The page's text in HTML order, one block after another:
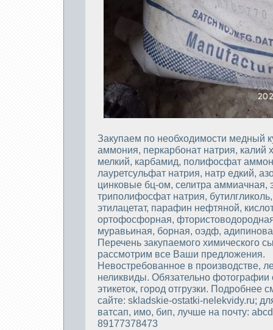
Закупаем по необходимости медный
аммония, перкарбонат натрия, калий
мелкий, карбамид, полифосфат
лауретсульфат натрия, натр едкий,
цинковые бц-ом, селитра аммиачная,
триполифосфат натрия,
этилацетат, парафин нефтяной,
ортофосфорная,
муравьиная, борная, оэдф,
Перечень закупаемого химического
рассмотрим все Ваши предложения.
Невостребованное в производстве,
неликвиды. Обязательно фотографии
этикеток, город отгрузки. Подробнее
сайте: skladskie-ostatki-nelekvidy.ru;
ватсап, имо, бип, лучше на почту:
89177378473